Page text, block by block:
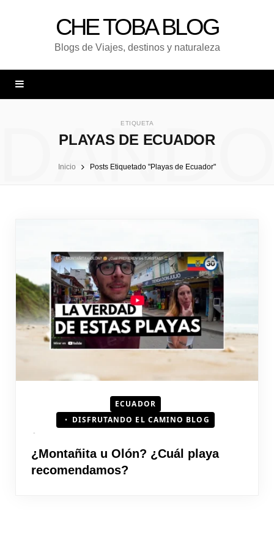
CHE TOBA BLOG
Blogs de Viajes, destinos y naturaleza
ETIQUETA
PLAYAS DE ECUADOR
UNA
Inicio Posts Etiquetado "Playas de Ecuador"
ECUADOR
DISFRUTANDO EL CAMINO BLOG
¿Montañita u Olón? ¿Cuál playa
recomendamos?